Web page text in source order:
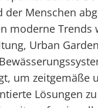
der Menschen
moderne Trends
Urban
um zeitgemäße
Lösungen